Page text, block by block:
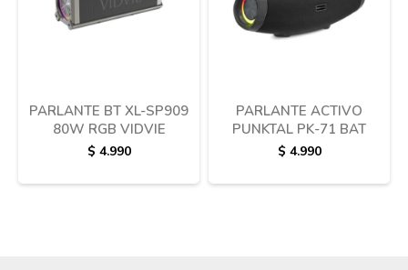
PARLANTE BT XL-SP909
80W RGB VIDVIE
$ 4.990
PARLANTE ACTIVO
PUNKTAL PK-71 BAT
$ 4.990